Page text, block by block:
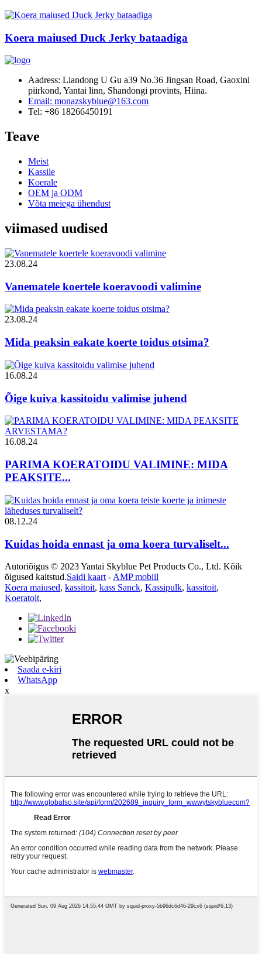
Koera maiused Duck Jerky bataadiga
Aadress: Liandong U Gu a39 No.36 Jingsan Road, Gaoxini
piirkond, Yantai linn, Shandongi provints, Hiina.
Email: monazskyblue@163.com
Tel: +86 18266450191
Teave
Meist
Kassile
Koerale
OEM ja ODM
Võta meiega ühendust
viimased uudised
23.08.24
Vanematele koertele koeravoodi valimine
23.08.24
Mida peaksin eakate koerte toidus otsima?
16.08.24
Õige kuiva kassitoidu valimise juhend
16.08.24
PARIMA KOERATOIDU VALIMINE: MIDA
PEAKSITE...
08.12.24
Kuidas hoida ennast ja oma koera turvaliselt...
Autoriõigus © 2023 Yantai Skyblue Pet Products Co., Ltd. Kõik
õigused kaitstud.Saidi kaart - AMP mobiil
Koera maiused, kassitoit, kass Sanck, Kassipulk, kassitoit,
Koeratoit,
Saada e-kiri
WhatsApp
x